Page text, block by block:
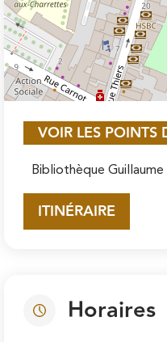
VOIR LES POINTS
Bibliothèque
ITINÉRAIRE
Horaires